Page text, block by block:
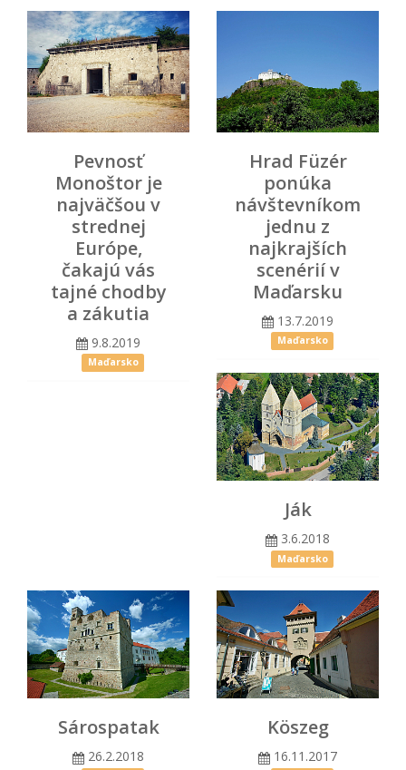
Pevnosť
Monoštor je
najväčšou v
strednej
Európe,
čakajú vás
tajné chodby
a zákutia
9.8.2019
Maďarsko
Hrad Füzér
ponúka
návštevníkom
jednu z
najkrajších
scenérií v
Maďarsku
13.7.2019
Maďarsko
Ják
3.6.2018
Maďarsko
Sárospatak
26.2.2018
Köszeg
16.11.2017